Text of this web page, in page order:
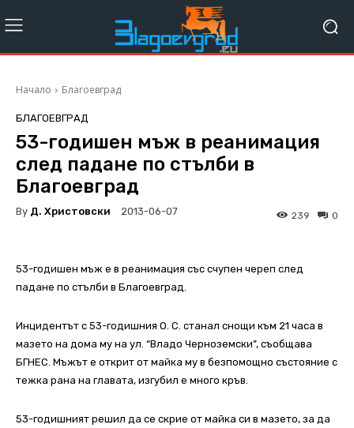
Начало Благоевград
БЛАГОЕВГРАД
53-годишен мъж в реанимация
след падане по стълби в
Благоевград
By Д. Христовски 2013-06-07 0
239
53-годишен мъж е в реанимация със счупен череп след
падане по стълби в Благоевград.
Инцидентът с 53-годишния О. С. станал снощи към 21 часа в
мазето на дома му на ул. “Владо Черноземски”, съобщава
БГНЕС. Мъжът е открит от майка му в безпомощно състояние с
тежка рана на главата, изгубил е много кръв.
53-годишният решил да се скрие от майка си в мазето, за да